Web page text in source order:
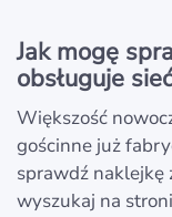
Jak mogę
obsługuje
Większość
gościnne już
sprawdź naklejkę
wyszukaj na